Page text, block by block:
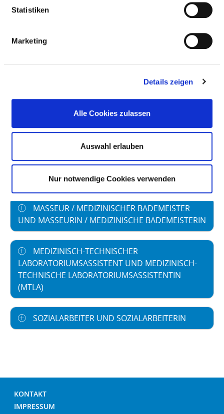
Statistiken
Marketing
Details zeigen
Alle Cookies zulassen
Auswahl erlauben
Nur notwendige Cookies verwenden
Beschäftigungsverhältnis
Personal ohne direktes
Beschäftigungsverhältnis
Personal in der
0,00
Personal in der
stationären Versorgung
7,37
MEDIZINISCH-TECHNISCHER ASSISTENT FÜR
TECHNISCHE ASSISTENTIN FÜR
FUNKTIONSDIAGNOSTIK (MTAF)
MASSEUR / MEDIZINISCHER BADEMEISTER
UND MASSEURIN / MEDIZINISCHE BADEMEISTERIN
MEDIZINISCH-TECHNISCHER
LABORATORIUMSASSISTENT UND MEDIZINISCH-
TECHNISCHE LABORATORIUMSASSISTENTIN
(MTLA)
SOZIALARBEITER UND SOZIALARBEITERIN
KONTAKT
IMPRESSUM